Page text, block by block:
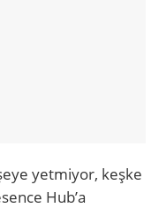
yetmiyor, keşke
Hub’a